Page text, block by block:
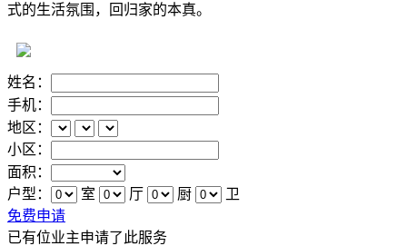
式的生活氛围，回归家的本真。
姓名：
手机：
地区：
小区：
面积：
户型：
室 厅 厨
卫
免费申请
已有位业主申请了此服务